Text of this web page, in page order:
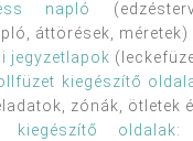
napló
áttörések, méretek)
jegyzetlapok
kiegészítő
zónák, ötletek
kiegészítő oldalak: